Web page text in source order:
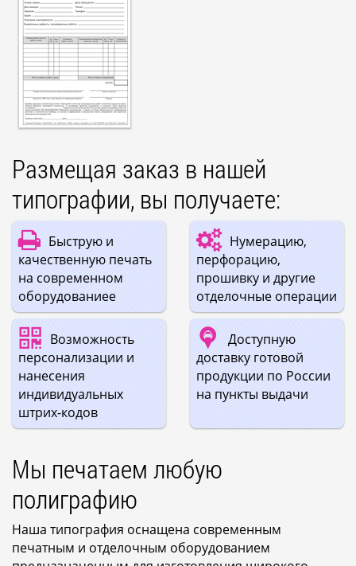
Размещая заказ в нашей
типографии, вы получаете:
Быструю и
качественную печать
на современном
оборудованиее
Нумерацию,
перфорацию,
прошивку и другие
отделочные операции
Возможность
персонализации и
нанесения
индивидуальных
штрих-кодов
Доступную
доставку готовой
продукции по России
на пункты выдачи
Мы печатаем любую
полиграфию
Наша типография оснащена современным
печатным и отделочным оборудованием